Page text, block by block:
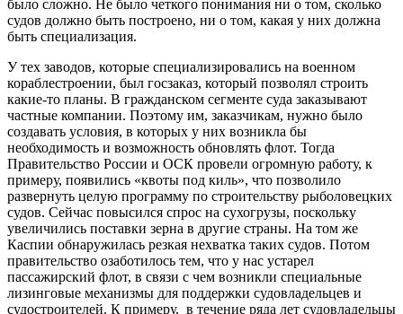
было сложно. Не было четкого понимания ни о том, сколько
судов должно быть построено, ни о том, какая у них должна
быть специализация.
У тех заводов, которые специализировались на военном
кораблестроении, был госзаказ, который позволял строить
какие-то планы. В гражданском сегменте суда заказывают
частные компании. Поэтому им, заказчикам, нужно было
создавать условия, в которых у них возникла бы
необходимость и возможность обновлять флот. Тогда
Правительство России и ОСК провели огромную работу, к
примеру, появились «квоты под киль», что позволило
развернуть целую программу по строительству рыболовецких
судов. Сейчас повысился спрос на сухогрузы, поскольку
увеличились поставки зерна в другие страны. На том же
Каспии обнаружилась резкая нехватка таких судов. Потом
правительство озаботилось тем, что у нас устарел
пассажирский флот, в связи с чем возникли специальные
лизинговые механизмы для поддержки судовладельцев и
судостроителей. К примеру, в течение ряда лет судовладельцы